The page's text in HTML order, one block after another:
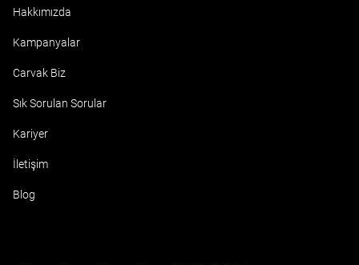
Hakkımızda
Kampanyalar
Carvak Biz
Sık Sorulan Sorular
Kariyer
İletişim
Blog